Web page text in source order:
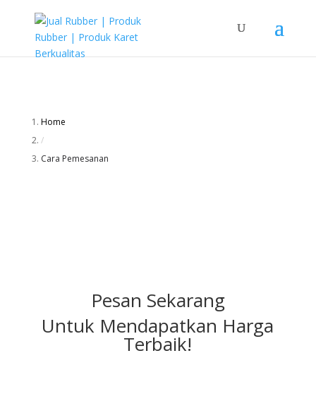
Home
/
Cara Pemesanan
Pesan Sekarang
Untuk Mendapatkan Harga
Terbaik!